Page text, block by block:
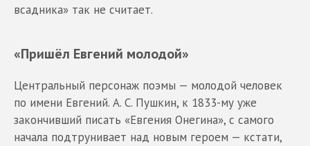
всадника» так не считает.
«Пришёл Евгений молодой»
Центральный персонаж поэмы — молодой человек
по имени Евгений. А. С. Пушкин, к 1833-му уже
закончивший писать «Евгения Онегина», с самого
начала подтрунивает над новым героем — кстати,